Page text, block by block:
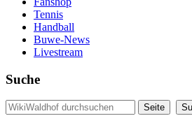
Tennis
Handball
Buwe-News
Livestream
Suche